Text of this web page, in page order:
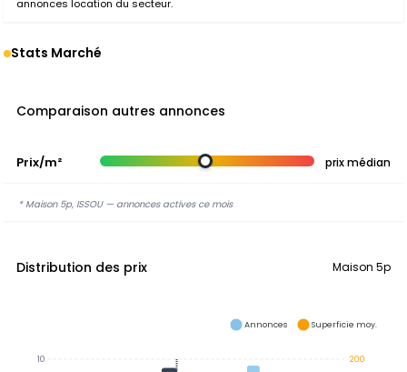
annonces location du secteur.
Stats Marché
Comparaison autres annonces
Prix/m² prix médian
* Maison 5p, ISSOU — annonces actives ce mois
Distribution des prix Maison 5p
200
10
Annonces Superficie moy.